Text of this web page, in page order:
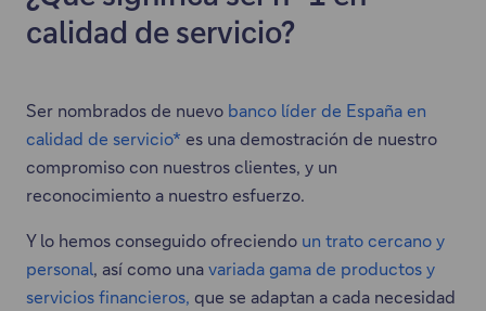
calidad de servicio?
Ser nombrados de nuevo banco líder de España en
calidad de servicio* es una demostración de nuestro
compromiso con nuestros clientes, y un
reconocimiento a nuestro esfuerzo.
Y lo hemos conseguido ofreciendo un trato cercano y
personal, así como unavariada gama de productos y
servicios financieros, que se adaptan a cada necesidad